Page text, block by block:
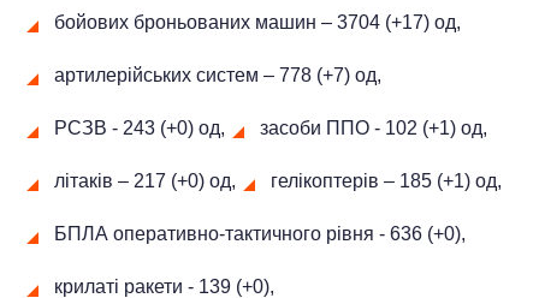
бойових броньованих машин ‒ 3704 (+17) од,
артилерійських систем – 778 (+7) од,
РСЗВ - 243 (+0) од, засоби ППО - 102 (+1) од,
літаків – 217 (+0) од, гелікоптерів – 185 (+1) од,
БПЛА оперативно-тактичного рівня - 636 (+0),
крилаті ракети - 139 (+0),